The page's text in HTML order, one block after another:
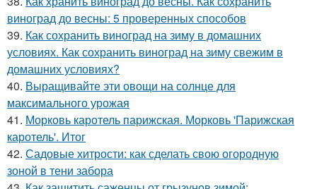
виноград до весны: 5 проверенных способов
39. Как сохранить виноград на зиму в домашних
условиях. Как сохранить виноград на зиму свежим в
домашних условиях?
40. Выращивайте эти овощи на солнце для
максимального урожая
41. Морковь каротель парижская. Морковь 'Парижская
каротель'. Итог
42. Садовые хитрости: как сделать свою огородную
зоной в тени забора